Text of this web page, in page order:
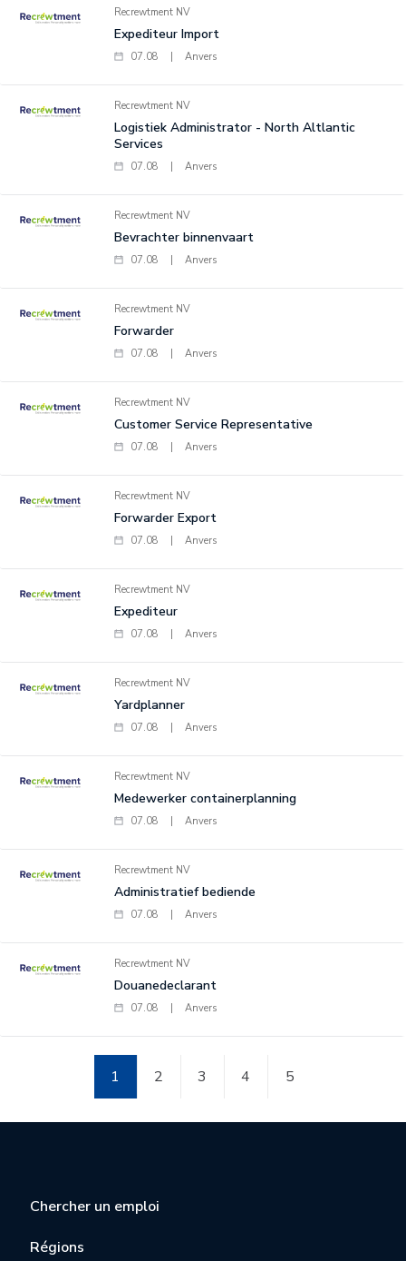
Recrewtment NV
Expediteur Import
07.08 Anvers
Recrewtment NV
Logistiek Administrator - North Altlantic
Services
07.08 Anvers
Recrewtment NV
Bevrachter binnenvaart
07.08 Anvers
Recrewtment NV
Forwarder
07.08 Anvers
Recrewtment NV
Customer Service Representative
07.08 Anvers
Recrewtment NV
Forwarder Export
07.08 Anvers
Recrewtment NV
Expediteur
07.08 Anvers
Recrewtment NV
Yardplanner
07.08 Anvers
Recrewtment NV
Medewerker containerplanning
07.08 Anvers
Recrewtment NV
Administratief bediende
07.08 Anvers
Recrewtment NV
Douanedeclarant
07.08 Anvers
1 2 3 4 5
Chercher un emploi
Régions